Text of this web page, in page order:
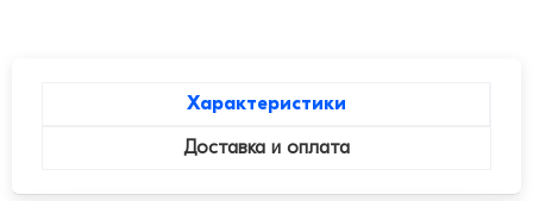
Характеристики
Доставка и оплата